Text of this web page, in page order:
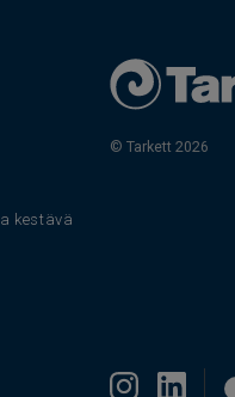
kestävä
© Tarkett 2026